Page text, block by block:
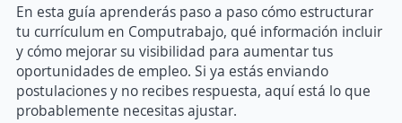
En esta guía aprenderás paso a paso cómo estructurar
tu currículum en Computrabajo, qué información incluir
y cómo mejorar su visibilidad para aumentar tus
oportunidades de empleo. Si ya estás enviando
postulaciones y no recibes respuesta, aquí está lo que
probablemente necesitas ajustar.